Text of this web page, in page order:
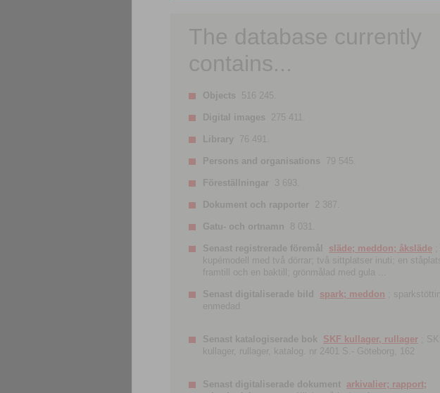
The database currently
contains...
Objects 516 245.
Digital images 275 411.
Library 76 491.
Persons and organisations 79 545.
Föreställningar 3 693.
Dokument och rapporter 2 387.
Gatu- och ortnamn 8 031.
Senast registrerade föremål släde; meddon; åksläde
kupémodell med två dörrar; två sittplatser inuti; en ståplats
framtill och en baktill; grönmålad med gula ...
Senast digitaliserade bild spark; meddon ;
enmedad
Senast katalogiserade bok SKF kullager, rullager ;
kullager, rullager, katalog. nr 2401 S.- Göteborg, 162
Senast digitaliserade dokument arkivalier; rapport;